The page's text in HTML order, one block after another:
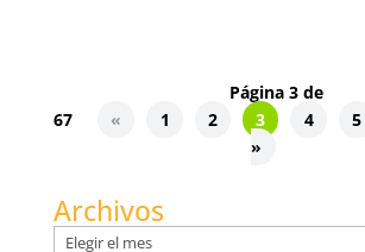
Página 3 de
67
« 1 2 3 4 5
»
Archivos
Archivos